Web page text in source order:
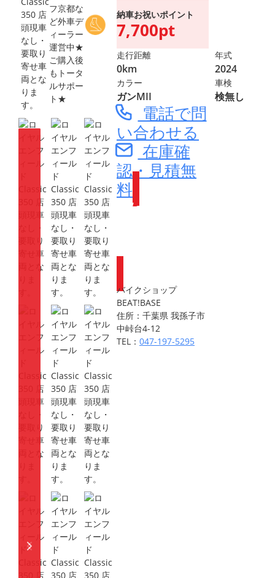
フ京都な
ど外車デ
ィーラー
運営中★
ご購入後
もトータ
ルサポー
ト★
納車お祝いポイント
7,700pt
走行距離
0km
年式
2024
カラー
ガンMII
車検
検無し
電話で問
い合わせる
在庫確
認・見積無
料
Webike会員
もらえます
バイクショップ
BEAT!BASE
住所：千葉県 我孫子市
中峠台4-12
TEL： 047-197-5295